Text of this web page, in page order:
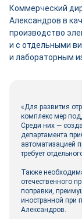
Коммерческий
Александров в
производство
и с отдельными
и лабораторным
«Для развития
комплекс мер
Среди них ―
департамента
автоматизацией
требует
Также
отечественного
поправки,
иностранной при
Александров.